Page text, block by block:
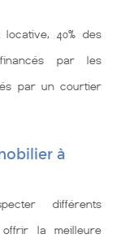
40% des
par les
par un courtier
à
différents
offrir la meilleure